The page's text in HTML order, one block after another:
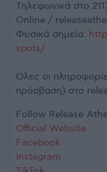
Τηλεφωνικά στο
Online /
Φυσικά σημεία:
spots/
Όλες οι
πρόσβαση) στο
Follow Release
Official Website
Facebook
Instagram